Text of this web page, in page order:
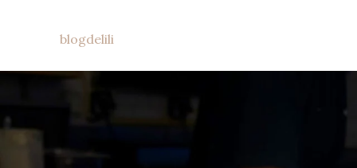
blogdelili